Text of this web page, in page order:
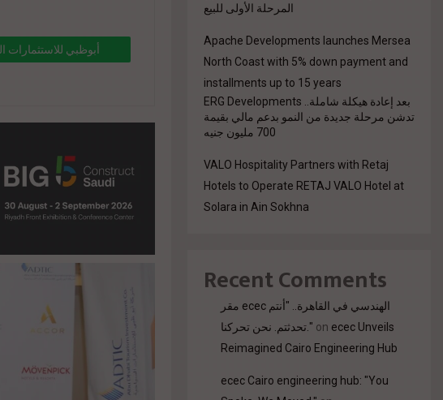
أبوظبي للاستثمارات
المرحلة الأولى للبيع
Apache Developments launches Mersea
North Coast with 5% down payment and
installments up to 15 years
بعد إعادة هيكلة شاملة.. ERG Developments
تدشن مرحلة جديدة من النمو بدعم مالي بقيمة
700 مليون جنيه
VALO Hospitality Partners with Retaj
Hotels to Operate RETAJ VALO Hotel at
Solara in Ain Sokhna
Recent Comments
مقر ecec الهندسي في القاهرة.. "أنتم
تحدثتم. نحن تحركنا." on ecec Unveils
Reimagined Cairo Engineering Hub
ecec Cairo engineering hub: "You